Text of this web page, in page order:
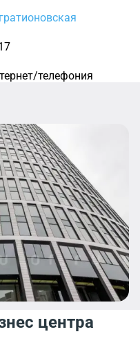
телефония
центра